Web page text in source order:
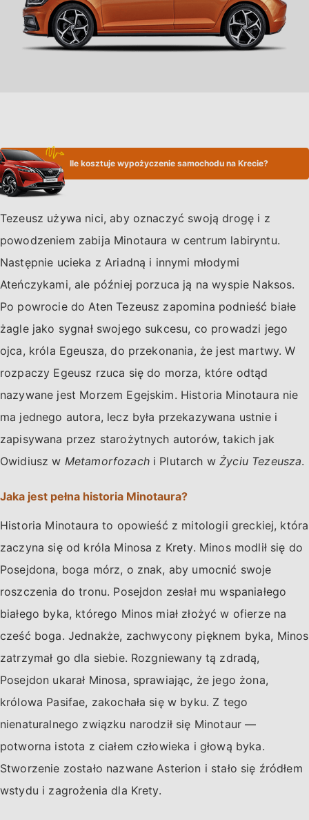
Ile kosztuje wypożyczenie samochodu na Krecie?
Tezeusz używa nici, aby oznaczyć swoją drogę i z
powodzeniem zabija Minotaura w centrum labiryntu.
Następnie ucieka z Ariadną i innymi młodymi
Ateńczykami, ale później porzuca ją na wyspie Naksos.
Po powrocie do Aten Tezeusz zapomina podnieść białe
żagle jako sygnał swojego sukcesu, co prowadzi jego
ojca, króla Egeusza, do przekonania, że jest martwy. W
rozpaczy Egeusz rzuca się do morza, które odtąd
nazywane jest Morzem Egejskim. Historia Minotaura nie
ma jednego autora, lecz była przekazywana ustnie i
zapisywana przez starożytnych autorów, takich jak
Owidiusz w Metamorfozachi Plutarch wŻyciu Tezeusza.
Jaka jest pełna historia Minotaura?
Historia Minotaura to opowieść z mitologii greckiej, która
zaczyna się od króla Minosa z Krety. Minos modlił się do
Posejdona, boga mórz, o znak, aby umocnić swoje
roszczenia do tronu. Posejdon zesłał mu wspaniałego
białego byka, którego Minos miał złożyć w ofierze na
cześć boga. Jednakże, zachwycony pięknem byka, Minos
zatrzymał go dla siebie. Rozgniewany tą zdradą,
Posejdon ukarał Minosa, sprawiając, że jego żona,
królowa Pasifae, zakochała się w byku. Z tego
nienaturalnego związku narodził się Minotaur —
potworna istota z ciałem człowieka i głową byka.
Stworzenie zostało nazwane Asterion i stało się źródłem
wstydu i zagrożenia dla Krety.